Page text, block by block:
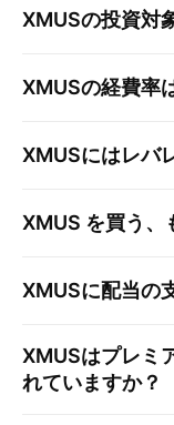
XMUSの投資対
XMUSの経費率
XMUSにはレバ
XMUS を買う、
XMUSに配当の
XMUSはプレミ
れていますか？